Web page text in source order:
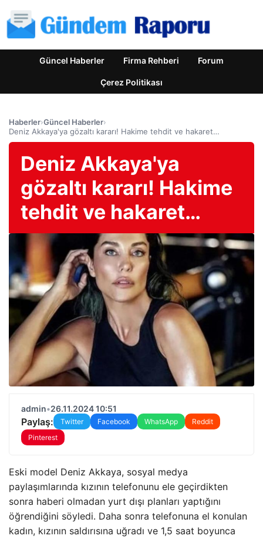
Güncel Haberler Firma Rehberi Forum
Çerez Politikası
Haberler›Güncel Haberler›
Deniz Akkaya'ya gözaltı kararı! Hakime tehdit ve hakaret…
Deniz Akkaya'ya
gözaltı kararı! Hakime
tehdit ve hakaret…
admin•26.11.2024 10:51
Paylaş: Twitter Facebook WhatsApp
Reddit
Pinterest
Eski model Deniz Akkaya, sosyal medya
paylaşımlarında kızının telefonunu ele geçirdikten
sonra haberi olmadan yurt dışı planları yaptığını
öğrendiğini söyledi. Daha sonra telefonuna el konulan
kadın, kızının saldırısına uğradı ve 1,5 saat boyunca